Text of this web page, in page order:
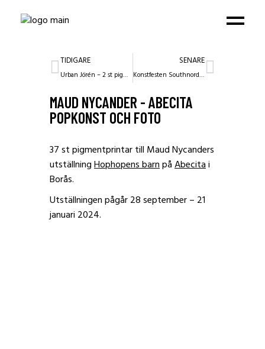
TIDIGARE
Urban Jörén – 2 st pigmentprintar
SENARE
Konstfesten Southnord x Kulturhuset
MAUD NYCANDER - ABECITA
POPKONST OCH FOTO
37 st pigmentprintar till Maud Nycanders
utställningHophopens barnpåAbecitai
Borås.
Utställningen pågår 28 september – 21
januari 2024.